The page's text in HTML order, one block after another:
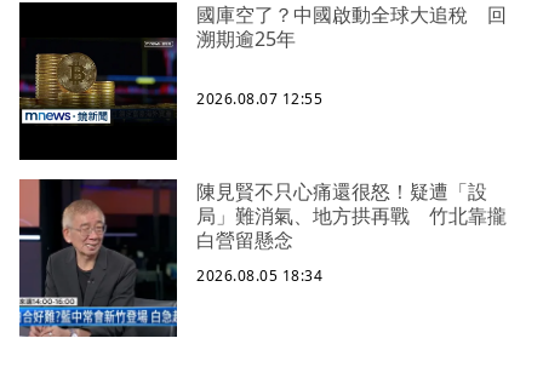
國庫空了？中國啟動全球大追稅 回
溯期逾25年
2026.08.07 12:55
陳見賢不只心痛還很怒！疑遭「設
局」難消氣、地方拱再戰 竹北靠攏
白營留懸念
2026.08.05 18:34